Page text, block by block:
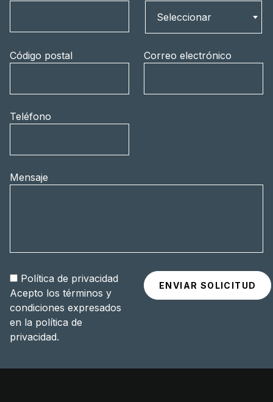
Seleccionar
Código postal Correo electrónico
Teléfono
Mensaje
Política de privacidad
Acepto los términos y
condiciones expresados
en la política de
privacidad.